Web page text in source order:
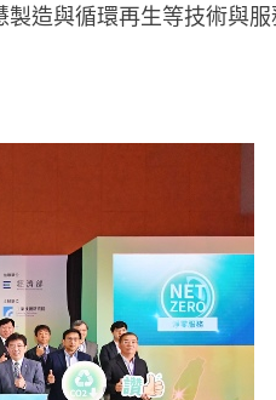
造與循環再生等技術與